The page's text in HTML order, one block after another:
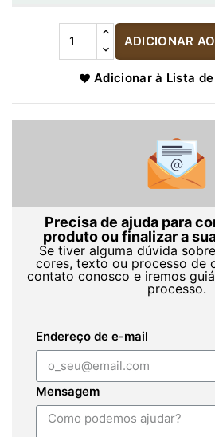
ADICIONAR
Adicionar à Lista
Precisa de ajuda para
produto ou finalizar a
Se tiver alguma dúvida
cores, texto ou processo de
contato conosco e iremos
processo.
Endereço de e-mail
Mensagem